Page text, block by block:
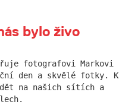
bylo živo
fotografovi Markovi
den a skvělé fotky. K
na našich sítích a